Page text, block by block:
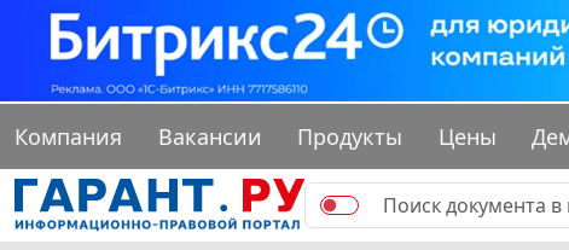
Компания Вакансии Продукты Цены